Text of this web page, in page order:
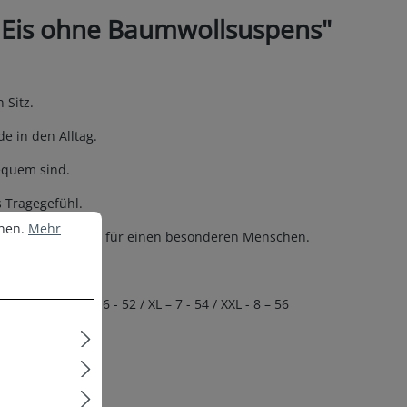
ohne Baumwollsuspens"
Sitz.
in den Alltag.
sind.
Überraschung für einen besonderen Menschen.
– 5 - 50 / L – 6 - 52 / XL – 7 - 54 / XXL - 8 – 56
Mehr Informationen ...
Mehr